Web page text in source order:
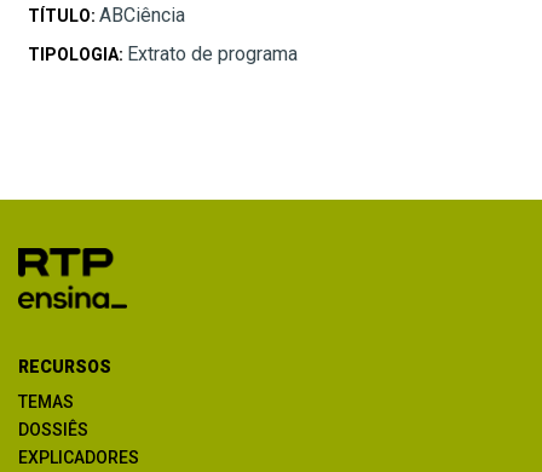
TÍTULO: ABCiência
TIPOLOGIA: Extrato de programa
RECURSOS
TEMAS
DOSSIÊS
EXPLICADORES